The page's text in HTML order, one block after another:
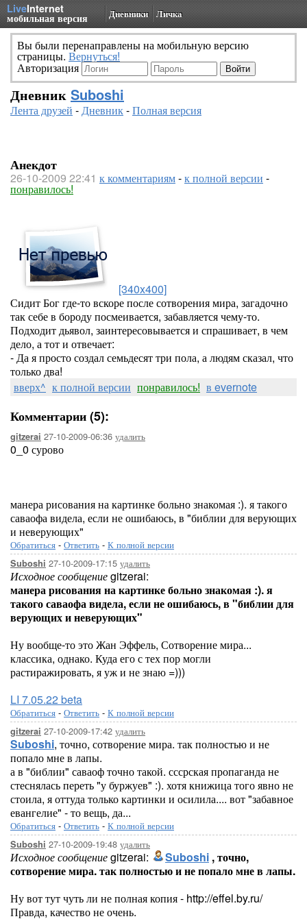
LiveInternet
мобильная версия Дневники Личка
Вы были перенаправлены на мобильную версию
страницы. Вернуться!
Авторизация
Дневник Suboshi
Лента друзей -Дневник-Полная версия
Анекдот
26-10-2009 22:41 к комментариям-к полной версии -
понравилось!
[340x400]
Сидит Бог где-то вскоре после сотворения мира, загадочно
так себе в бороду посмеивается, забавляется чему-то.
Подходит дьявол, заинтересовывается и спрашивает, в чем
дело, а тот и отвечает:
- Да я просто создал семьдесят три пола, а людям сказал, что
только два!
вверх^ к полной версии понравилось! в evernote
Комментарии (5):
gitzerai 27-10-2009-06:36 удалить
0_0 сурово
манера рисования на картинке больно знакомая :). я такого
саваофа видела, если не ошибаюсь, в "библии для верующих
и неверующих"
Обратиться - Ответить - К полной версии
Suboshi 27-10-2009-17:15 удалить
Исходное сообщениеgitzerai:
манера рисования на картинке больно знакомая :). я
такого саваофа видела, если не ошибаюсь, в "библии для
верующих и неверующих"
Ну вообще-то это Жан Эффель, Сотворение мира...
классика, однако. Куда его с тех пор могли
растиражировать, я уж и не знаю =)))
LI 7.05.22 beta
Обратиться - Ответить - К полной версии
gitzerai 27-10-2009-17:42 удалить
Suboshi, точно, сотворение мира. так полностью и не
попало мне в лапы.
а в "библии" саваоф точно такой. сссрская пропаганда не
стеснялась переть "у буржуев" :). хотя книжица того явно не
стоила, я оттуда только картинки и осилила.... вот "забавное
евангелие" - то вещь, да...
Обратиться - Ответить - К полной версии
Suboshi 27-10-2009-19:48 удалить
Исходное сообщениеgitzerai: Suboshi , точно,
сотворение мира. так полностью и не попало мне в лапы.
Ну вот тут чуть ли не полная копия - http://effel.by.ru/
Правда, качество не очень.